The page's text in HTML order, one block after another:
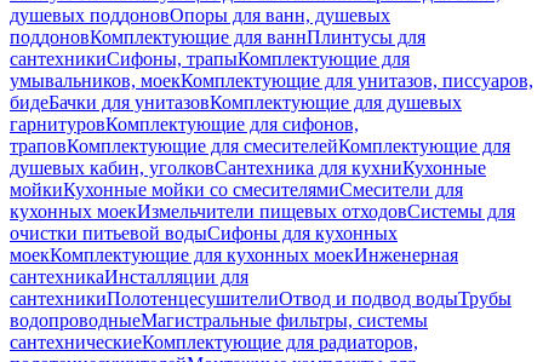
душевых поддоновОпоры для ванн, душевых
поддоновКомплектующие для ваннПлинтусы для
сантехникиСифоны, трапыКомплектующие для
умывальников, моекКомплектующие для унитазов, писсуаров,
бидеБачки для унитазовКомплектующие для душевых
гарнитуровКомплектующие для сифонов,
траповКомплектующие для смесителейКомплектующие для
душевых кабин, уголковСантехника для кухниКухонные
мойкиКухонные мойки со смесителямиСмесители для
кухонных моекИзмельчители пищевых отходовСистемы для
очистки питьевой водыСифоны для кухонных
моекКомплектующие для кухонных моекИнженерная
сантехникаИнсталляции для
сантехникиПолотенцесушителиОтвод и подвод водыТрубы
водопроводныеМагистральные фильтры, системы
сантехническиеКомплектующие для радиаторов,